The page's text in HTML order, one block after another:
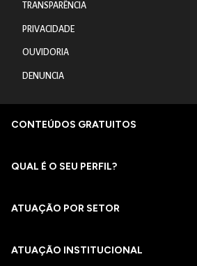
TRANSPARÊNCIA
PRIVACIDADE
OUVIDORIA
DENUNCIA
CONTEÚDOS GRATUITOS
QUAL É O SEU PERFIL?
ATUAÇÃO POR SETOR
ATUAÇÃO INSTITUCIONAL